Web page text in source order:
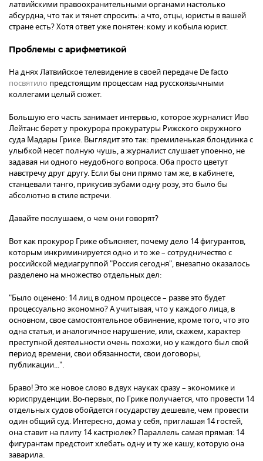
латвийскими правоохранительными органами настолько
абсурдна, что так и тянет спросить: а что, отцы, юристы в вашей
стране есть? Хотя ответ уже понятен: кому и кобыла юрист.
Проблемы с арифметикой
На днях Латвийское телевидение в своей передаче De facto
посвятило предстоящим процессам над русскоязычными
коллегами целый сюжет.
Большую его часть занимает интервью, которое журналист Иво
Лейтанс берет у прокурора прокуратуры Рижского окружного
суда Мадары Грике. Выглядит это так: премиленькая блондинка с
улыбкой несет полную чушь, а журналист слушает упоенно, не
задавая ни одного неудобного вопроса. Оба просто цветут
навстречу друг другу. Если бы они прямо там же, в кабинете,
станцевали танго, прикусив зубами одну розу, это было бы
абсолютно в стиле встречи.
Давайте послушаем, о чем они говорят?
Вот как прокурор Грике объясняет, почему дело 14 фигурантов,
которым инкриминируется одно и то же – сотрудничество с
российской медиагруппой "Россия сегодня", внезапно оказалось
разделено на множество отдельных дел:
"Было оценено: 14 лиц в одном процессе – разве это будет
процессуально экономно? А учитывая, что у каждого лица, в
основном, свое самостоятельное обвинение, кроме того, что это
одна статья, и аналогичное нарушение, или, скажем, характер
преступной деятельности очень похожи, но у каждого был свой
период времени, свои обязанности, свои договоры,
публикации...".
Браво! Это же новое слово в двух науках сразу – экономике и
юриспруденции. Во-первых, по Грике получается, что провести 14
отдельных судов обойдется государству дешевле, чем провести
один общий суд. Интересно, дома у себя, приглашая 14 гостей,
она ставит на плиту 14 кастрюлек? Параллель самая прямая: 14
фигурантам предстоит хлебать одну и ту же кашу, которую она
заварила.